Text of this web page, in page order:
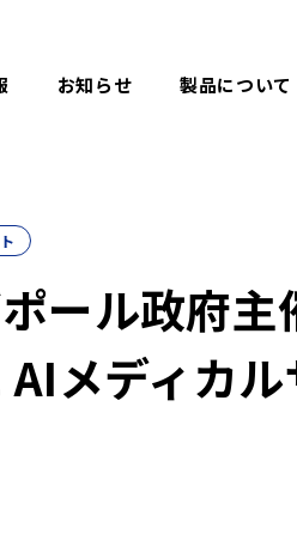
お知らせ 製品について
ポール政府
AIメディカ